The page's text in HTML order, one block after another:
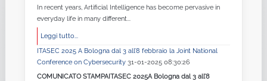
In recent years, Artificial Intelligence has become pervasive in
everyday life in many different...
Leggi tutto...
ITASEC 2025 A Bologna dal 3 all’8 febbraio la Joint National
Conference on Cybersecurity 31-01-2025 08:30:26
COMUNICATO STAMPAITASEC 2025A Bologna dal 3 all’8